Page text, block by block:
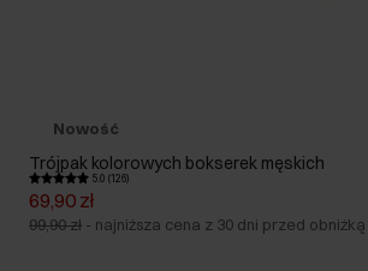
Nowość
Trójpak kolorowych bokserek męskich
5.0 (126)
69,90 zł
99,90 zł - najniższa cena z 30 dni przed obniżką